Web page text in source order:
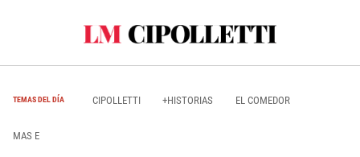
TEMAS DEL DÍA CIPOLLETTI +HISTORIAS EL COMEDOR
MAS E